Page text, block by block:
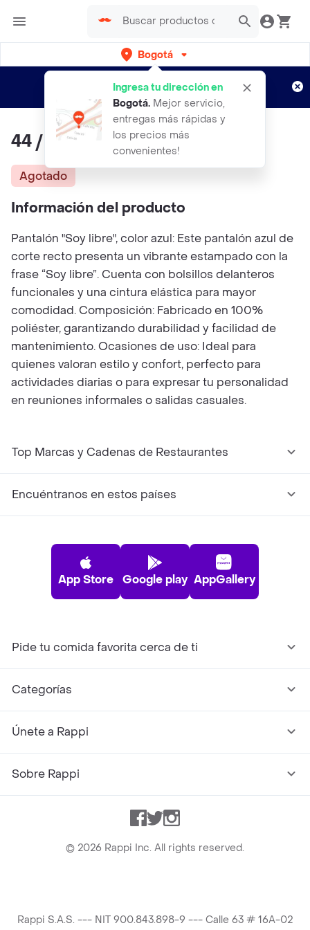
Bogotá
Ingresa tu dirección en
Bogotá. Mejor servicio,
entregas más rápidas y
los precios más
convenientes!
envíos gratis por semanas
Aplican TyC
44 / Pantalón Soy Libre - Azul
Agotado
Información del producto
Pantalón "Soy libre", color azul: Este pantalón azul de
corte recto presenta un vibrante estampado con la
frase “Soy libre”. Cuenta con bolsillos delanteros
funcionales y una cintura elástica para mayor
comodidad. Composición: Fabricado en 100%
poliéster, garantizando durabilidad y facilidad de
mantenimiento. Ocasiones de uso: Ideal para
quienes valoran estilo y confort, perfecto para
actividades diarias o para expresar tu personalidad
en reuniones informales o salidas casuales.
Top Marcas y Cadenas de Restaurantes
Encuéntranos en estos países
App Store Google play AppGallery
Pide tu comida favorita cerca de ti
Categorías
Únete a Rappi
Sobre Rappi
Facebook
TwitterInstagram
© 2026 Rappi Inc. All rights reserved.
Rappi S.A.S. --- NIT 900.843.898-9 --- Calle 63 # 16A-02